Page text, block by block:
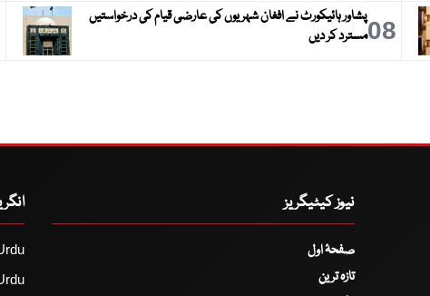
08پشاور ہائیکورٹ نے افغان شہریوں کی عارضی قیام کی درخواستیں
مسترد کر دیں
نیوز کیٹیگریز
صفحۂ اول
تازہ ترین